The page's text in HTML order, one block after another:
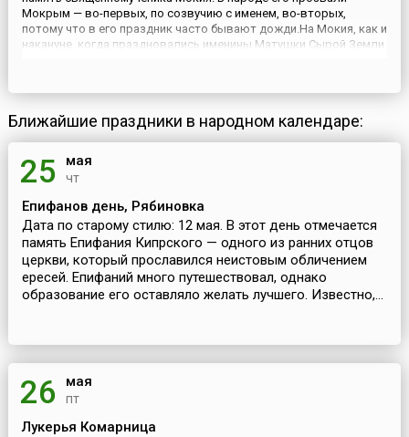
Мокрым — во-первых, по созвучию с именем, во-вторых,
потому что в его праздник часто бывают дожди.На Мокия, как и
накануне, когда праздновались именины Матушки Сырой Земли,
Ближайшие праздники в народном календаре:
25 мая
чт
Епифанов день, Рябиновка
Дата по старому стилю: 12 мая. В этот день отмечается
память Епифания Кипрского — одного из ранних отцов
церкви, который прославился неистовым обличением
ересей. Епифаний много путешествовал, однако
образование его оставляло желать лучшего. Известно,...
26 мая
пт
Лукерья Комарница